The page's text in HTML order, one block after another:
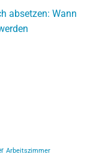
absetzen: Wann
Arbeitszimmer